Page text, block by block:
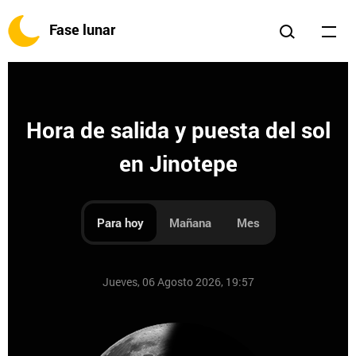
Fase lunar
Hora de salida y puesta del sol
en Jinotepe
Para hoy Mañana Mes
Jueves, 06 Agosto 2026, 19:57